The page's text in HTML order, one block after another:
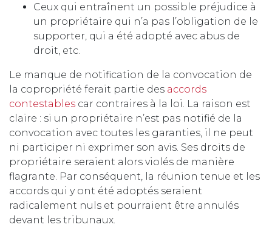
Ceux qui entraînent un possible préjudice à
un propriétaire qui n’a pas l’obligation de le
supporter, qui a été adopté avec abus de
droit, etc.
Le manque de notification de la convocation de
la copropriété ferait partie des accords
contestables car contraires à la loi. La raison est
claire : si un propriétaire n’est pas notifié de la
convocation avec toutes les garanties, il ne peut
ni participer ni exprimer son avis. Ses droits de
propriétaire seraient alors violés de manière
flagrante. Par conséquent, la réunion tenue et les
accords qui y ont été adoptés seraient
radicalement nuls et pourraient être annulés
devant les tribunaux.